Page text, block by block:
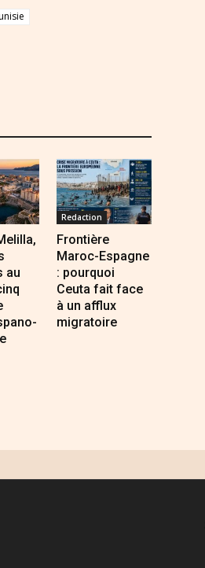
au
Redaction
Frontière
Maroc-Espagne
: pourquoi
Ceuta fait face
à un afflux
migratoire